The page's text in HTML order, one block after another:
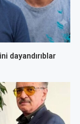
dayandırıblar